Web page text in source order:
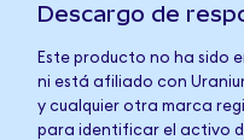
Descargo de
Este producto no ha sido
ni está afiliado con
y cualquier otra marca
para identificar el activo